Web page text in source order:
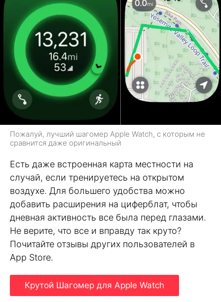
Пожалуй, лучший шагомер Apple Watch, с которым не
сравнится даже оригинальный
Есть даже встроенная карта местности на
случай, если тренируетесь на открытом
воздухе. Для большего удобства можно
добавить расширения на циферблат, чтобы
дневная активность все была перед глазами.
Не верите, что все и вправду так круто?
Почитайте отзывы других пользователей в
App Store.
Крутой Шагомер для Apple Watch